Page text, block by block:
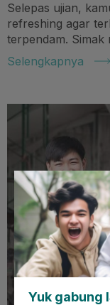
Selepas ujian,
refreshing agar
terpendam. Simak
Selengkapnya
Yuk gabung